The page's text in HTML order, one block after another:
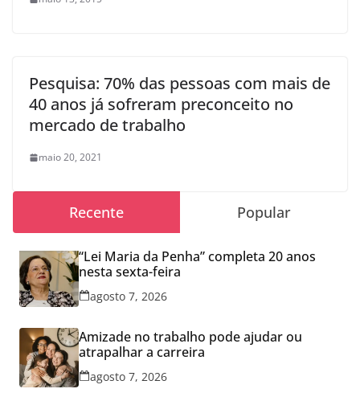
Pesquisa: 70% das pessoas com mais de
40 anos já sofreram preconceito no
mercado de trabalho
maio 20, 2021
Recente Popular
“Lei Maria da Penha” completa 20 anos
nesta sexta-feira
agosto 7, 2026
Amizade no trabalho pode ajudar ou
atrapalhar a carreira
agosto 7, 2026